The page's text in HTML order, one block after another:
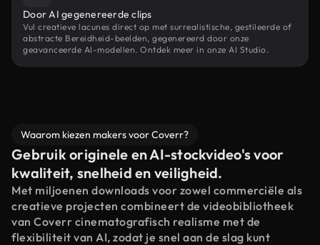
Door AI gegenereerde clips
Vul creatieve lacunes direct op met surrealistische, gestileerde of
abstracte Bereidheid-beelden, gegenereerd door onze
geavanceerde AI-modellen. Ontdek meer in onze AI Studio.
Waarom kiezen makers voor Coverr?
Gebruik originele en AI-stockvideo's voor
kwaliteit, snelheid en veiligheid.
Met miljoenen downloads voor zowel commerciële als
creatieve projecten combineert de videobibliotheek
van Coverr cinematografisch realisme met de
flexibiliteit van AI, zodat je snel aan de slag kunt